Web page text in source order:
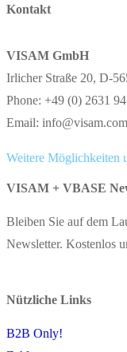
Kontakt
VISAM GmbH
Irlicher Straße 20, D-
Phone: +49 (0) 2631
Email: info@visam.com
Weitere Möglichkeiten
VISAM + VBASE
Bleiben Sie auf dem
Newsletter. Kostenlos
Nützliche Links
B2B Only!